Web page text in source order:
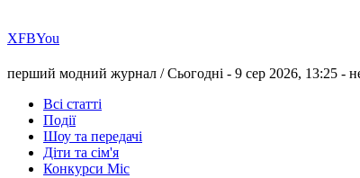
ХFBYou
перший модний журнал /Сьогодні - 9 сер 2026, 13:25 -
Всі статті
Події
Шоу та передачі
Діти та сім'я
Конкурси Міс